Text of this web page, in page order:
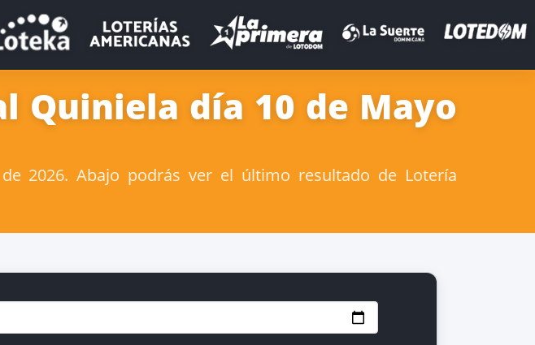
Quiniela día 10 de Mayo
2026. Abajo podrás ver el último resultado de Lotería